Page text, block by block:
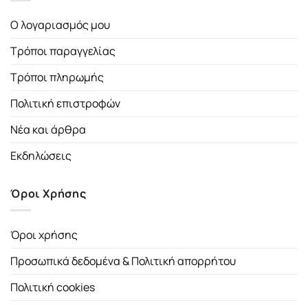
Ο λογαριασμός μου
Τρόποι παραγγελίας
Τρόποι πληρωμής
Πολιτική επιστροφών
Νέα και άρθρα
Εκδηλώσεις
Όροι Χρήσης
Όροι χρήσης
Προσωπικά δεδομένα & Πολιτική απορρήτου
Πολιτική cookies